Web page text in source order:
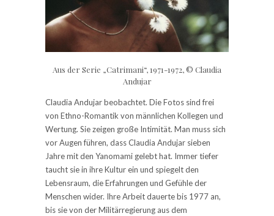
Aus der Serie „Catrimani“, 1971-1972, © Claudia
Andujar
Claudia Andujar beobachtet. Die Fotos sind frei
von Ethno-Romantik von männlichen Kollegen und
Wertung. Sie zeigen große Intimität. Man muss sich
vor Augen führen, dass Claudia Andujar sieben
Jahre mit den Yanomami gelebt hat. Immer tiefer
taucht sie in ihre Kultur ein und spiegelt den
Lebensraum, die Erfahrungen und Gefühle der
Menschen wider. Ihre Arbeit dauerte bis 1977 an,
bis sie von der Militärregierung aus dem